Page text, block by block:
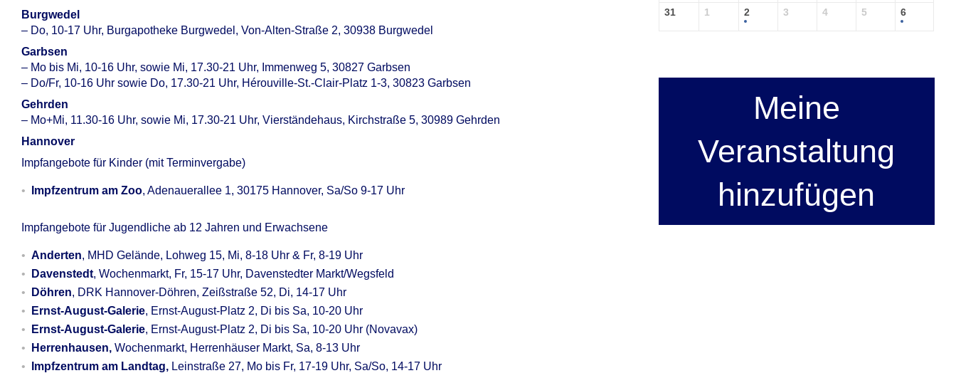
Burgwedel
– Do, 10-17 Uhr, Burgapotheke Burgwedel, Von-Alten-Straße 2, 30938 Burgwedel
Garbsen
– Mo bis Mi, 10-16 Uhr, sowie Mi, 17.30-21 Uhr, Immenweg 5, 30827 Garbsen
– Do/Fr, 10-16 Uhr sowie Do, 17.30-21 Uhr, Hérouville-St.-Clair-Platz 1-3, 30823 Garbsen
Gehrden
– Mo+Mi, 11.30-16 Uhr, sowie Mi, 17.30-21 Uhr, Vierständehaus, Kirchstraße 5, 30989 Gehrden
Hannover
Impfangebote für Kinder (mit Terminvergabe)
Impfzentrum am Zoo, Adenauerallee 1, 30175 Hannover, Sa/So 9-17 Uhr
Impfangebote für Jugendliche ab 12 Jahren und Erwachsene
Anderten, MHD Gelände, Lohweg 15, Mi, 8-18 Uhr & Fr, 8-19 Uhr
Davenstedt, Wochenmarkt, Fr, 15-17 Uhr, Davenstedter Markt/Wegsfeld
Döhren, DRK Hannover-Döhren, Zeißstraße 52, Di, 14-17 Uhr
Ernst-August-Galerie, Ernst-August-Platz 2, Di bis Sa, 10-20 Uhr
Ernst-August-Galerie, Ernst-August-Platz 2, Di bis Sa, 10-20 Uhr (Novavax)
Herrenhausen, Wochenmarkt, Herrenhäuser Markt, Sa, 8-13 Uhr
Impfzentrum am Landtag, Leinstraße 27, Mo bis Fr, 17-19 Uhr, Sa/So, 14-17 Uhr
31 1 2 3 4 5 6
Meine
Veranstaltung
hinzufügen